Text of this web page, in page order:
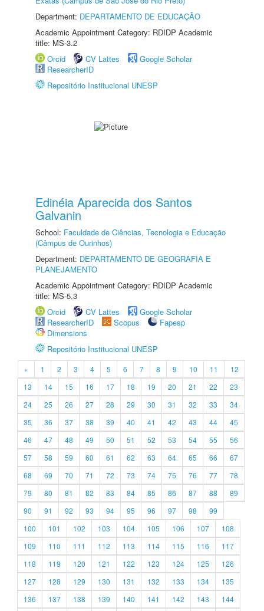
Department: DEPARTAMENTO DE EDUCAÇÃO
Academic Appointment Category: RDIDP Academic
title: MS-3.2
Orcid
CV Lattes
Google Scholar
ResearcherID
Repositório Institucional UNESP
Edinéia Aparecida dos Santos
Galvanin
School: Faculdade de Ciências, Tecnologia e Educação
(Câmpus de Ourinhos)
Department: DEPARTAMENTO DE GEOGRAFIA E
PLANEJAMENTO
Academic Appointment Category: RDIDP Academic
title: MS-5.3
Orcid
CV Lattes
Google Scholar
ResearcherID
Scopus
Fapesp
Dimensions
Repositório Institucional UNESP
« 1 2 3 4 5 6 7 8 9 10 11
12
13
14 15 16 17 18 19 20 21 22
23
24
25 26 27 28 29 30 31 32 33
34
35
36 37 38 39 40 41 42 43 44
45
46
47 48 49 50 51 52 53 54 55
56
57
58 59 60 61 62 63 64 65 66
67
68
69 70 71 72 73 74 75 76 77
78
79
80 81 82 83 84 85 86 87 88
89
90
91 92 93 94 95 96 97 98
99
100
101 102 103 104 105 106 107
108
109
110 111 112 113 114 115 116
117
118
119 120 121 122 123 124 125
126
127
128 129 130 131 132 133 134
135
136
137 138 139 140 141 142 143
144